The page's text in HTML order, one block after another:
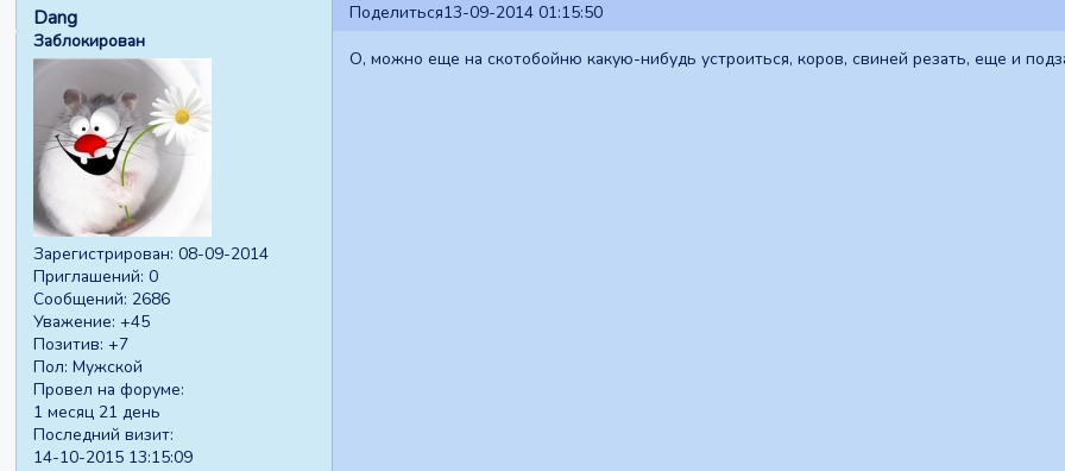
Поделиться13-09-2014 01:15:50
Dang
Заблокирован
Зарегистрирован: 08-09-2014
Приглашений: 0
Сообщений: 2686
Уважение: +45
Позитив: +7
Пол: Мужской
Провел на форуме:
1 месяц 21 день
Последний визит:
14-10-2015 13:15:09
О, можно еще на скотобойню какую-нибудь устроиться, коров, свиней резать, еще и